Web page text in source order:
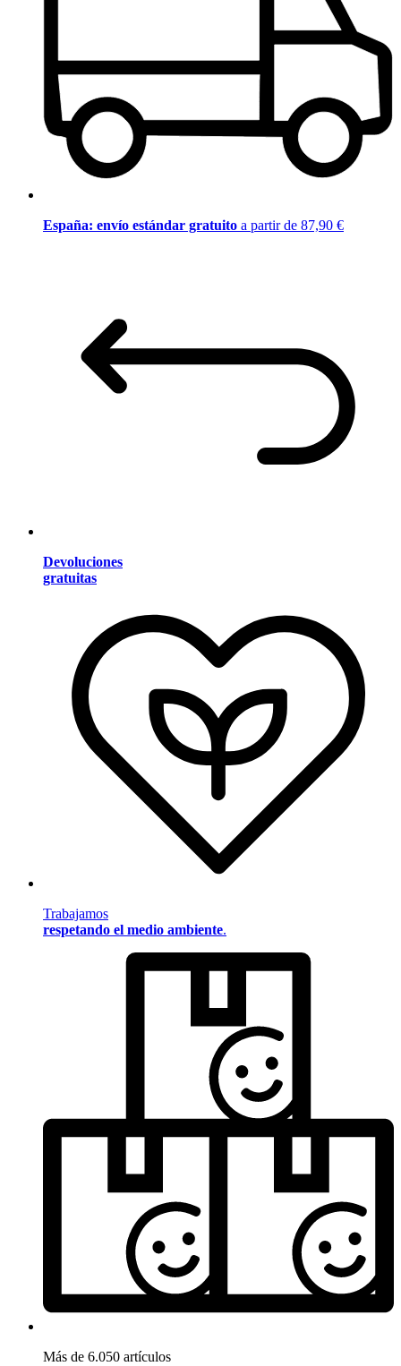
España: envío estándar gratuito a partir de 87,90 €
Devoluciones
gratuitas
Trabajamos
respetando el medio ambiente.
Más de 6.050 artículos